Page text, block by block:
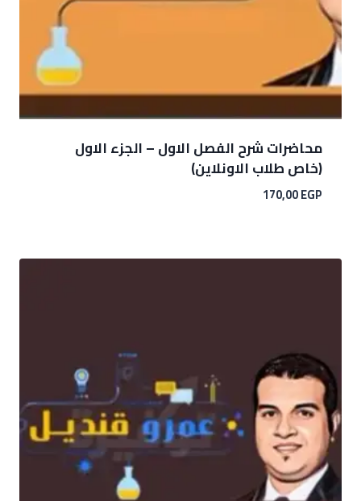
محاضرات شرح الفصل الاول – الجزء الاول
(خاص طلاب الاونلاين)
170,00EGP